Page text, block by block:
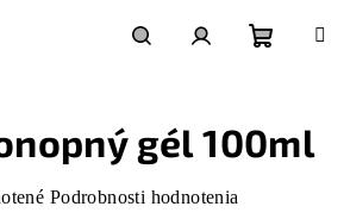
košík
gél 100ml
Podrobnosti hodnotenia